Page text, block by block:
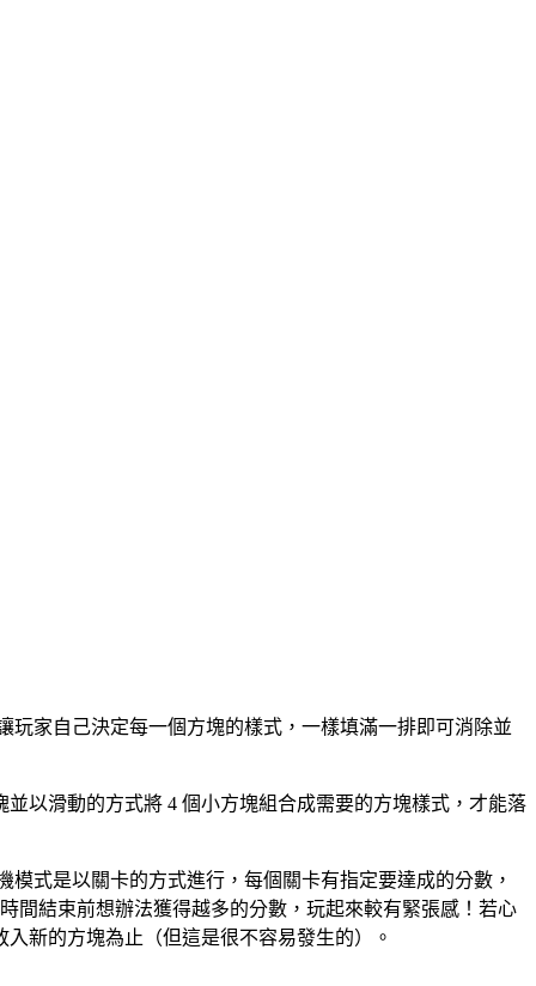
玩家自己決定每一個方塊的樣式，一樣填滿一排即可消除並
以滑動的方式將 4 個小方塊組合成需要的方塊樣式，才能落
式是以關卡的方式進行，每個關卡有指定要達成的分數，
間結束前想辦法獲得越多的分數，玩起來較有緊張感！若心
新的方塊為止（但這是很不容易發生的）。